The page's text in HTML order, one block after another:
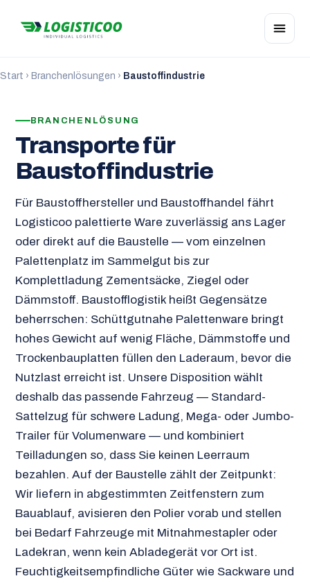
Start › Branchenlösungen › Baustoffindustrie
BRANCHENLÖSUNG
Transporte für
Baustoffindustrie
Für Baustoffhersteller und Baustoffhandel fährt
Logisticoo palettierte Ware zuverlässig ans Lager
oder direkt auf die Baustelle — vom einzelnen
Palettenplatz im Sammelgut bis zur
Komplettladung Zementsäcke, Ziegel oder
Dämmstoff. Baustofflogistik heißt Gegensätze
beherrschen: Schüttgutnahe Palettenware bringt
hohes Gewicht auf wenig Fläche, Dämmstoffe und
Trockenbauplatten füllen den Laderaum, bevor die
Nutzlast erreicht ist. Unsere Disposition wählt
deshalb das passende Fahrzeug — Standard-
Sattelzug für schwere Ladung, Mega- oder Jumbo-
Trailer für Volumenware — und kombiniert
Teilladungen so, dass Sie keinen Leerraum
bezahlen. Auf der Baustelle zählt der Zeitpunkt:
Wir liefern in abgestimmten Zeitfenstern zum
Bauablauf, avisieren den Polier vorab und stellen
bei Bedarf Fahrzeuge mit Mitnahmestapler oder
Ladekran, wenn kein Abladegerät vor Ort ist.
Feuchtigkeitsempfindliche Güter wie Sackware und